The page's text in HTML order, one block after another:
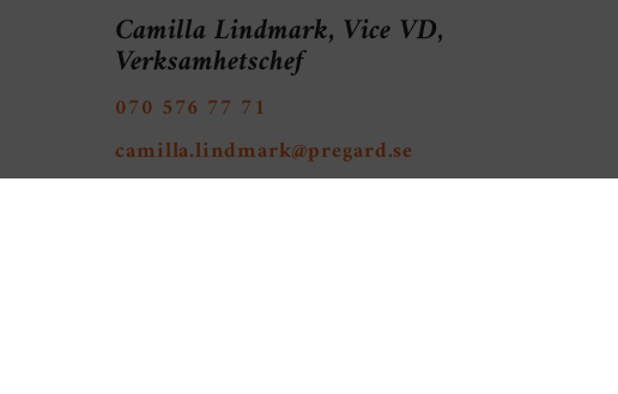
Camilla Lindmark, Vice VD,
Verksamhetschef
070 576 77 71
camilla.lindmark@pregard.se